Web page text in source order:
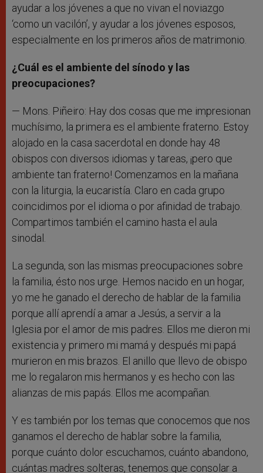
ayudar a los jóvenes a que no vivan el noviazgo
‘como un vacilón’, y ayudar a los jóvenes esposos,
especialmente en los primeros años de matrimonio.
¿Cuál es el ambiente del sínodo y las
preocupaciones?
— Mons. Piñeiro: Hay dos cosas que me impresionan
muchísimo, la primera es el ambiente fraterno. Estoy
alojado en la casa sacerdotal en donde hay 48
obispos con diversos idiomas y tareas, ¡pero que
ambiente tan fraterno! Comenzamos en la mañana
con la liturgia, la eucaristía. Claro en cada grupo
coincidimos por el idioma o por afinidad de trabajo.
Compartimos también el camino hasta el aula
sinodal.
La segunda, son las mismas preocupaciones sobre
la familia, ésto nos urge. Hemos nacido en un hogar,
yo me he ganado el derecho de hablar de la familia
porque allí aprendí a amar a Jesús, a servir a la
Iglesia por el amor de mis padres. Ellos me dieron mi
existencia y primero mi mamá y después mi papá
murieron en mis brazos. El anillo que llevo de obispo
me lo regalaron mis hermanos y es hecho con las
alianzas de mis papás. Ellos me acompañan.
Y es también por los temas que conocemos que nos
ganamos el derecho de hablar sobre la familia,
porque cuánto dolor escuchamos, cuánto abandono,
cuántas madres solteras, tenemos que consolar a